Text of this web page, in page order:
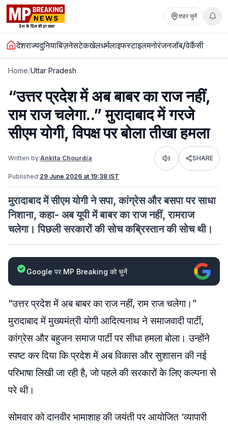
शहर चुनें
देशराज्यदुनियाबिज़नेसटेकखेलधर्मलाइफस्टाइलमनोरंजनजॉब/वेकैंसी
Home/Uttar Pradesh
“उत्तर प्रदेश में अब बाबर का राज नहीं,
राम राज चलेगा..” मुरादाबाद में गरजे
सीएम योगी, विपक्ष पर बोला तीखा हमला
Written by:Ankita Chourdia Listen SHARE
Published:29 June 2026 at 19:38 IST
मुरादाबाद में सीएम योगी ने सपा, कांग्रेस और बसपा पर साधा
निशाना, कहा- अब यूपी में बाबर का राज नहीं, रामराज
चलेगा। पिछली सरकारों की सोच कब्रिस्तान की सोच थी।
Google पर MP Breaking को चुनें
“उत्तर प्रदेश में अब बाबर का राज नहीं, राम राज चलेगा।”
मुरादाबाद में मुख्यमंत्री योगी आदित्यनाथ ने समाजवादी पार्टी,
कांग्रेस और बहुजन समाज पार्टी पर सीधा हमला बोला। उन्होंने
स्पष्ट कर दिया कि प्रदेश में अब विकास और सुशासन की नई
परिभाषा लिखी जा रही है, जो पहले की सरकारों के लिए कल्पना से
परे थी।
सोमवार को दानवीर भामाशाह की जयंती पर आयोजित ‘व्यापारी